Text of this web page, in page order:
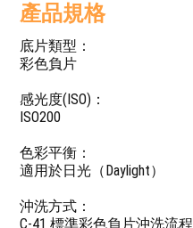
產品規格
底片類型：
彩色負片
感光度(ISO)：
ISO200
色彩平衡：
適用於日光（Daylight）
沖洗方式：
C-41 標準彩色負片沖洗流程